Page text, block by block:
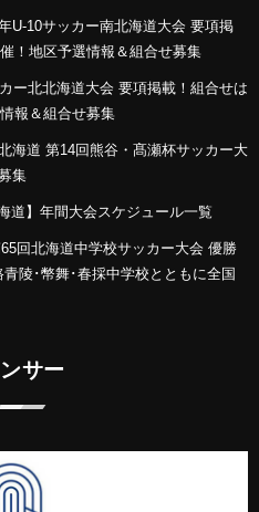
U-10サッカー南北海道大会 要項掲
！地区予選情報＆組合せ募集
ー北北海道大会 要項掲載！組合せは
報＆組合せ募集
海道 第14回熊谷・髙瀬杯サッカー大
集
道】年間大会スケジュール一覧
回北海道中学校サッカー大会 優勝
陵･幣舞･春採中学校とともに全国
サー